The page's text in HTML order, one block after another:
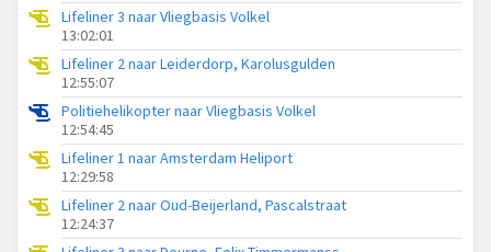
Lifeliner 3 naar Vliegbasis Volkel
13:02:01
Lifeliner 2 naar Leiderdorp, Karolusgulden
12:55:07
Politiehelikopter naar Vliegbasis Volkel
12:54:45
Lifeliner 1 naar Amsterdam Heliport
12:29:58
Lifeliner 2 naar Oud-Beijerland, Pascalstraat
12:24:37